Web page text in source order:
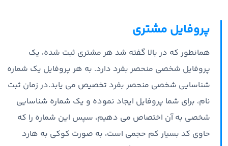
پروفایل مشتری
همانطور که در بالا گفته شد هر مشتری ثبت شده، یک
پروفایل شخصی منحصر بفرد دارد. به هر پروفایل یک شماره
شناسایی شخصی منحصر بفرد تخصیص می یابد.در زمان ثبت
نام، برای شما پروفایل ایجاد نموده و یک شماره شناسایی
شخصی به آن اختصاص می دهیم، سپس این شماره را که
حاوی کد بسیار کم حجمی است،‌ به صورت کوکی به هارد